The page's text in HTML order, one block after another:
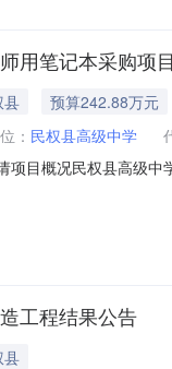
用笔记本采购项
县
预算242.88万元
： 民权县高级中学
项目概况民权县高级
金额：2,428,800.00
工程结果公告
县